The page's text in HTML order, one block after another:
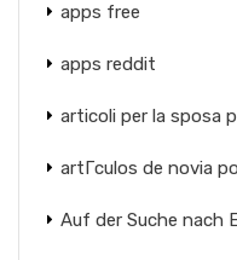
apps free
apps reddit
articoli per la sposa
artГ­culos de novia
Auf der Suche nach